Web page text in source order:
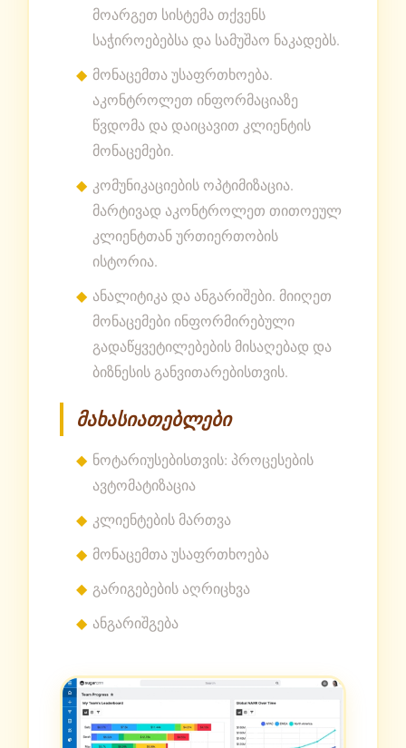
მოარგეთ სისტემა თქვენს
საჭიროებებსა და სამუშაო ნაკადებს.
მონაცემთა უსაფრთხოება.
აკონტროლეთ ინფორმაციაზე
წვდომა და დაიცავით კლიენტის
მონაცემები.
კომუნიკაციების ოპტიმიზაცია.
მარტივად აკონტროლეთ თითოეულ
კლიენტთან ურთიერთობის
ისტორია.
ანალიტიკა და ანგარიშები. მიიღეთ
მონაცემები ინფორმირებული
გადაწყვეტილებების მისაღებად და
ბიზნესის განვითარებისთვის.
მახასიათებლები
ნოტარიუსებისთვის: პროცესების
ავტომატიზაცია
კლიენტების მართვა
მონაცემთა უსაფრთხოება
გარიგებების აღრიცხვა
ანგარიშგება